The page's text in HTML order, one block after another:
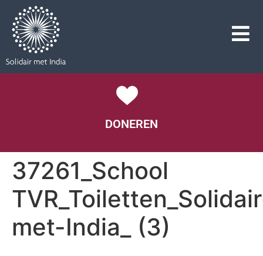
DONEREN
37261_School
met-India_ (3)